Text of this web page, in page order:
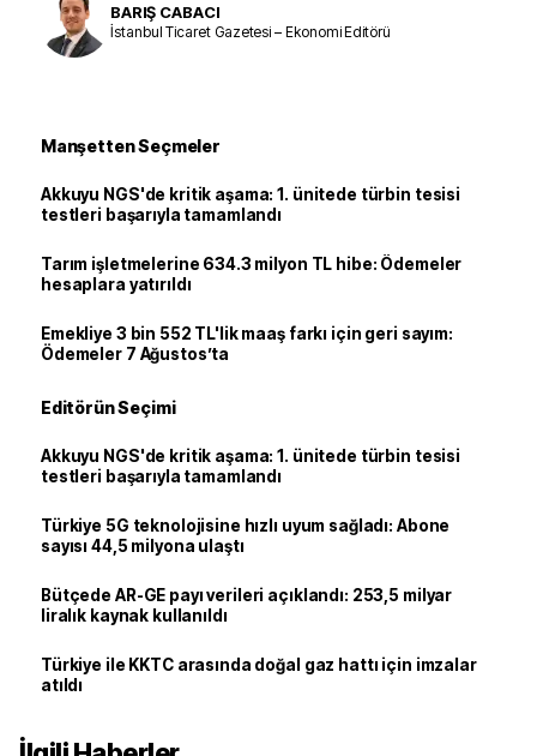
BARIŞ CABACI
İstanbul Ticaret Gazetesi – Ekonomi Editörü
Manşetten Seçmeler
Akkuyu NGS'de kritik aşama: 1. ünitede türbin tesisi
testleri başarıyla tamamlandı
Tarım işletmelerine 634.3 milyon TL hibe: Ödemeler
hesaplara yatırıldı
Emekliye 3 bin 552 TL'lik maaş farkı için geri sayım:
Ödemeler 7 Ağustos’ta
Editörün Seçimi
Akkuyu NGS'de kritik aşama: 1. ünitede türbin tesisi
testleri başarıyla tamamlandı
Türkiye 5G teknolojisine hızlı uyum sağladı: Abone
sayısı 44,5 milyona ulaştı
Bütçede AR-GE payı verileri açıklandı: 253,5 milyar
liralık kaynak kullanıldı
Türkiye ile KKTC arasında doğal gaz hattı için imzalar
atıldı